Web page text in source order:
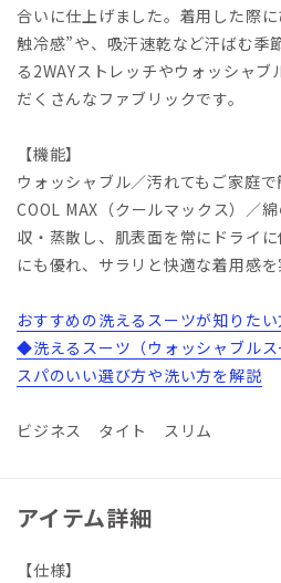
合いに仕上げました。着用した際
触冷感”や、吸汗速乾など汗ばむ
る2WAYストレッチやウォッシャブ
だくさんなファブリックです。
【機能】
ウォッシャブル／汚れてもご家庭で
COOL MAX（クールマックス）／
収・蒸散し、肌表面を常にドライ
にも優れ、サラリと快適な着用感を
おすすめの洗えるスーツが知りたい
◆洗えるスーツ（ウォッシャブル
スパのいい選び方や洗い方を解説
ビジネス タイト スリム
アイテム詳細
【仕様】